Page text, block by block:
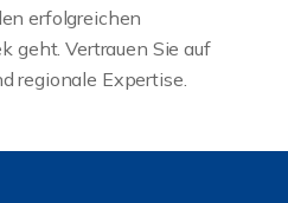
erfolgreichen
geht. Vertrauen Sie auf
regionale Expertise.